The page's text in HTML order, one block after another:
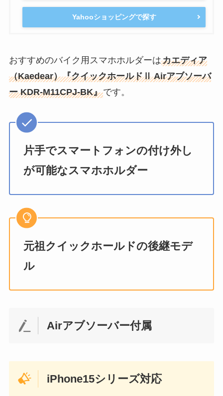
Yahooショッピングで探す
おすすめのバイク用スマホホルダーはカエディア
（Kaedear）『クイックホールドⅡ Airアブソーバ
ー KDR-M11CPJ-BK』です。
片手でスマートフォンの付け外し
が可能なスマホホルダー
元祖クイックホールドの後継モデ
ル
Airアブソーバー付属
iPhone15シリーズ対応